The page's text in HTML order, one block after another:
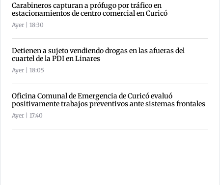
Carabineros capturan a prófugo por tráfico en
estacionamientos de centro comercial en Curicó
Ayer | 18:30
Detienen a sujeto vendiendo drogas en las afueras del
cuartel de la PDI en Linares
Ayer | 18:05
Oficina Comunal de Emergencia de Curicó evaluó
positivamente trabajos preventivos ante sistemas frontales
Ayer | 17:40